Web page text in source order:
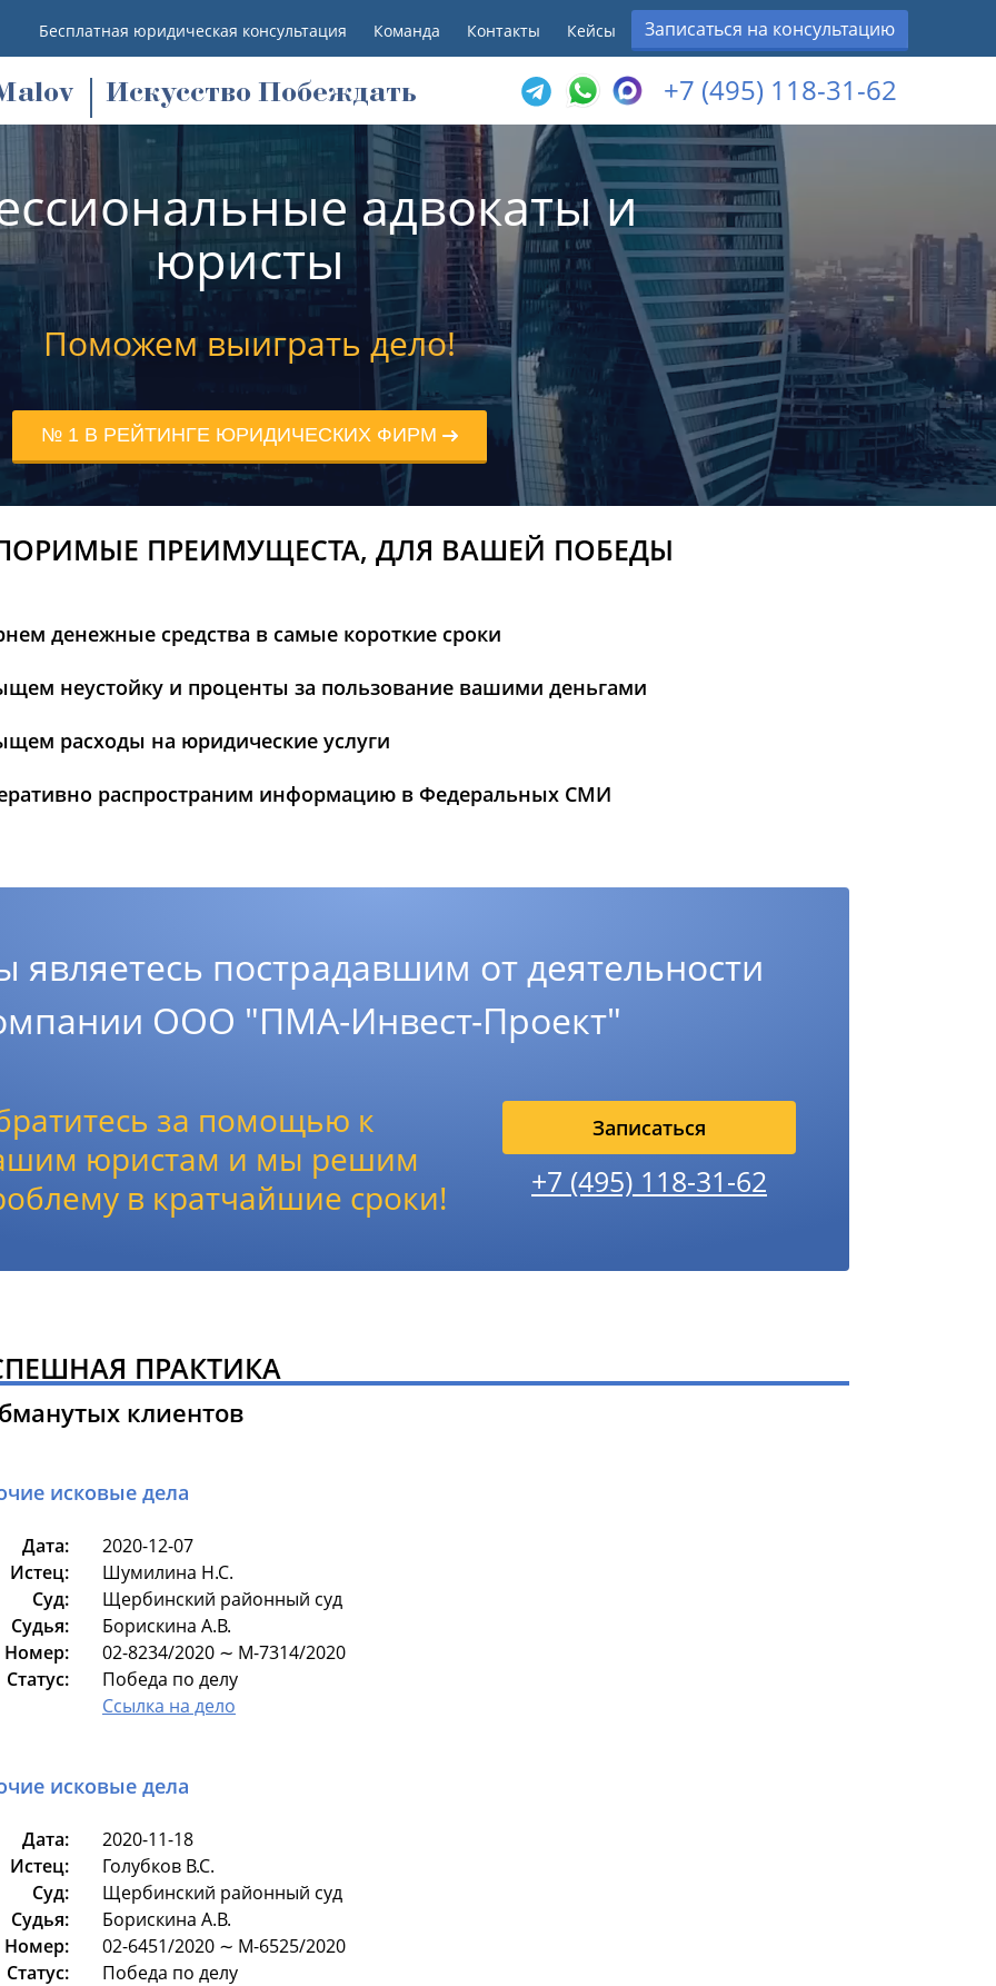
Бесплатная юридическая консультация Команда Контакты Кейсы Записаться на консультацию
alov Искусство Побеждать +7 (495) 118-31-62
адвокаты и
юристы
Поможем выиграть дело!
№ 1 В РЕЙТИНГЕ ЮРИДИЧЕСКИХ ФИРМ
ПРЕИМУЩЕСТА, ДЛЯ ВАШЕЙ ПОБЕДЫ
денежные средства в самые короткие сроки
неустойку и проценты за пользование вашими деньгами
расходы на юридические услуги
распространим информацию в Федеральных СМИ
являетесь пострадавшим от деятельности
ООО "ПМА-Инвест-Проект"
за помощью к
юристам и мы решим
в кратчайшие сроки!
Записаться
+7 (495) 118-31-62
ПРАКТИКА
клиентов
исковые дела
Дата:
2020-12-07
Истец:
Шумилина Н.С.
Суд:
Щербинский районный суд
Судья:
Борискина А.В.
Номер:
02-8234/2020 ∼ М-7314/2020
Статус:
Победа по делу
Ссылка на дело
исковые дела
Дата:
2020-11-18
Истец:
Голубков В.С.
Суд:
Щербинский районный суд
Судья:
Борискина А.В.
Номер:
02-6451/2020 ∼ М-6525/2020
Статус:
Победа по делу